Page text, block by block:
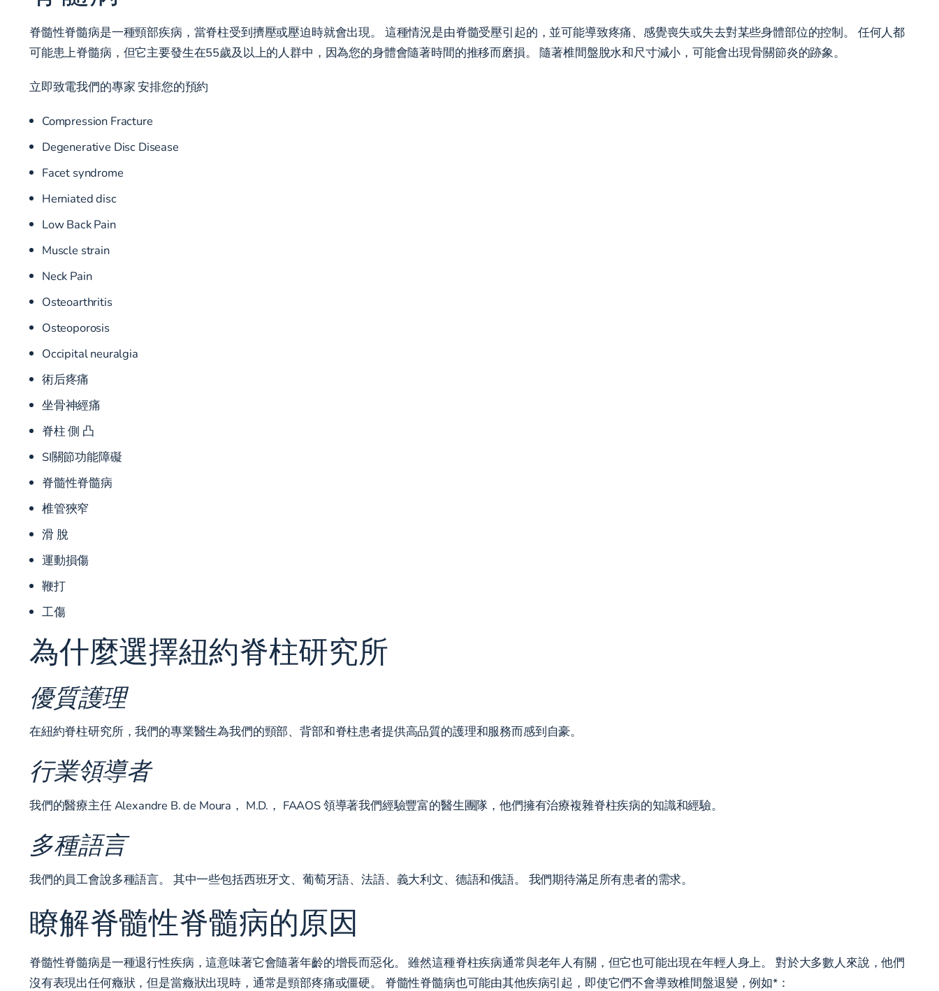
脊髓性脊髓病是一種頸部疾病，當脊柱受到擠壓或壓迫時就會出現。 這種情況是由脊髓受壓引起的，並可能導致疼痛、感覺喪失或失去對某些身體部位的控制。 任何人都
可能患上脊髓病，但它主要發生在55歲及以上的人群中，因為您的身體會隨著時間的推移而磨損。 隨著椎間盤脫水和尺寸減小，可能會出現骨關節炎的跡象。
立即致電我們的專家安排您的預約
Compression Fracture
Degenerative Disc Disease
Facet syndrome
Herniated disc
Low Back Pain
Muscle strain
Neck Pain
Osteoarthritis
Osteoporosis
Occipital neuralgia
術后疼痛
坐骨神經痛
脊柱 側 凸
SI關節功能障礙
脊髓性脊髓病
椎管狹窄
滑 脫
運動損傷
鞭打
工傷
為什麼選擇紐約脊柱研究所
優質護理
在紐約脊柱研究所，我們的專業醫生為我們的頸部、背部和脊柱患者提供高品質的護理和服務而感到自豪。
行業領導者
我們的醫療主任 Alexandre B. de Moura， M.D.， FAAOS 領導著我們經驗豐富的醫生團隊，他們擁有治療複雜脊柱疾病的知識和經驗。
多種語言
我們的員工會說多種語言。 其中一些包括西班牙文、葡萄牙語、法語、義大利文、德語和俄語。 我們期待滿足所有患者的需求。
瞭解脊髓性脊髓病的原因
脊髓性脊髓病是一種退行性疾病，這意味著它會隨著年齡的增長而惡化。 雖然這種脊柱疾病通常與老年人有關，但它也可能出現在年輕人身上。 對於大多數人來說，他們
沒有表現出任何癥狀，但是當癥狀出現時，通常是頸部疼痛或僵硬。 脊髓性脊髓病也可能由其他疾病引起，即使它們不會導致椎間盤退變，例如*：